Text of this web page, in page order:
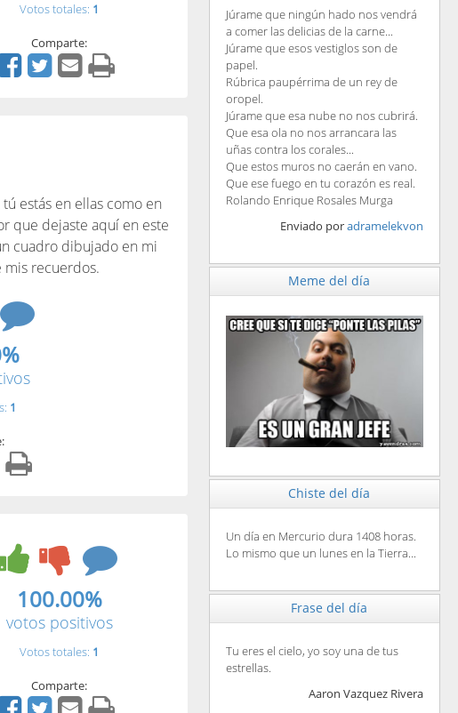
Votos totales: 1
Comparte:
estás en ellas como en
que dejaste aquí en este
cuadro dibujado en mi
mis recuerdos.
1
100.00%
votos positivos
Votos totales: 1
Comparte:
Júrame que ningún hado nos vendrá
a comer las delicias de la carne...
Júrame que esos vestiglos son de
papel.
Rúbrica paupérrima de un rey de
oropel.
Júrame que esa nube no nos cubrirá.
Que esa ola no nos arrancara las
uñas contra los corales...
Que estos muros no caerán en vano.
Que ese fuego en tu corazón es real.
Rolando Enrique Rosales Murga
Enviado poradramelekvon
Meme del día
Chiste del día
Un día en Mercurio dura 1408 horas.
Lo mismo que un lunes en la Tierra...
Frase del día
Tu eres el cielo, yo soy una de tus
estrellas.
Aaron Vazquez Rivera